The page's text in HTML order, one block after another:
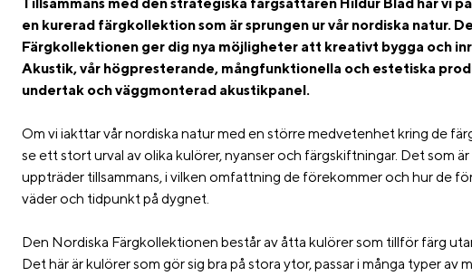
Tillsammans med den strategiska färgsättaren Hildur Blad har vi
en kurerad färgkollektion som är sprungen ur vår nordiska natur.
Färgkollektionen ger dig nya möjligheter att kreativt bygga och
Akustik, vår högpresterande, mångfunktionella och estetiska
undertak och väggmonterad akustikpanel.
Om vi iakttar vår nordiska natur med en större medvetenhet kring de
se ett stort urval av olika kulörer, nyanser och färgskiftningar. Det som
uppträder tillsammans, i vilken omfattning de förekommer och hur de
väder och tidpunkt på dygnet.
Den Nordiska Färgkollektionen består av åtta kulörer som tillför färg
Det här är kulörer som gör sig bra på stora ytor, passar i många typer av